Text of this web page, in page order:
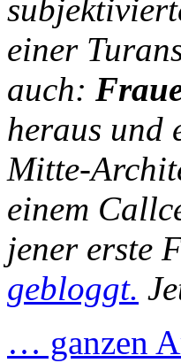
einer
auch:
heraus und
Mitte-
einem
jener erste
gebloggt.
… ganzen